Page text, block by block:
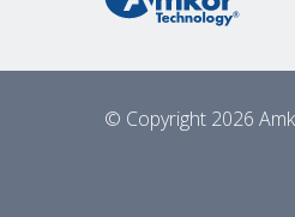
© Copyright 2026